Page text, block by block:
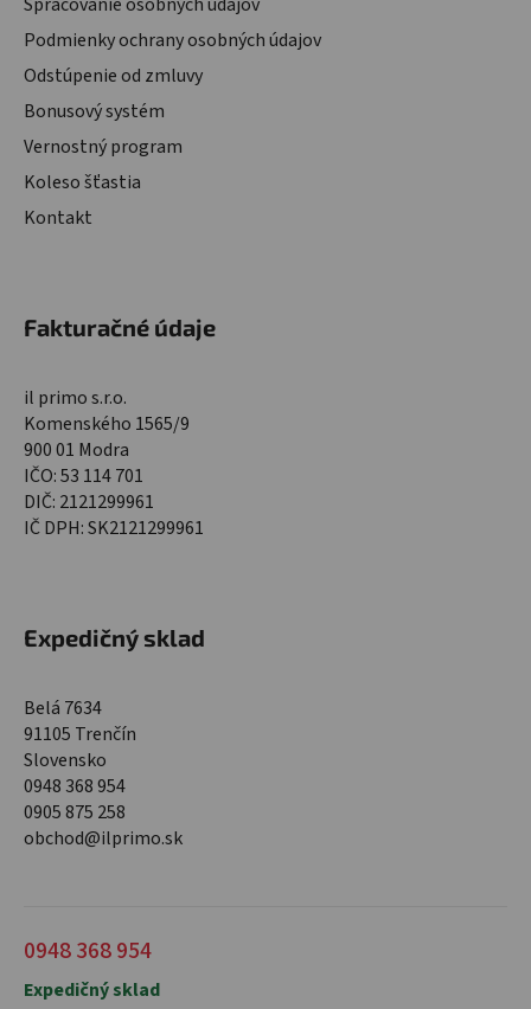
Podmienky ochrany osobných údajov
Odstúpenie od zmluvy
Bonusový systém
Vernostný program
Koleso šťastia
Kontakt
Fakturačné údaje
il primo s.r.o.
Komenského 1565/9
900 01 Modra
IČO: 53 114 701
DIČ: 2121299961
IČ DPH: SK2121299961
Expedičný sklad
Belá 7634
91105 Trenčín
Slovensko
0948 368 954
0905 875 258
obchod@ilprimo.sk
0948 368 954
Expedičný sklad